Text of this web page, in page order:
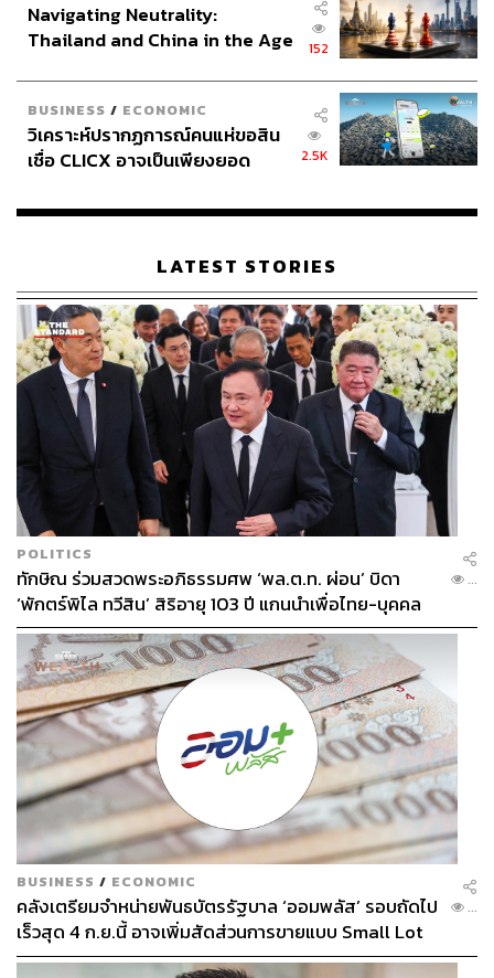
Navigating Neutrality:
Thailand and China in the Age
152
BUSINESS / ECONOMIC
วิเคราะห์ปรากฏการณ์คนแห่ขอสิน
เชื่อ CLICX อาจเป็นเพียงยอด
เรือนไทยที่ถูกซุกไว้
2.5K
LATEST STORIES
POLITICS
ทักษิณ ร่วมสวดพระอภิธรรมศพ ‘พล.ต.ท. ผ่อน’ บิดา
‘พักตร์พิไล ทวีสิน’ สิริอายุ 103 ปี แกนนำเพื่อไทย-บุคคล
หลากวงการร่วมอาลัย
...
BUSINESS / ECONOMIC
คลังเตรียมจำหน่ายพันธบัตรรัฐบาล ‘ออมพลัส’ รอบถัดไป
เร็วสุด 4 ก.ย.นี้ อาจเพิ่มสัดส่วนการขายแบบ Small Lot
First มากขึ้น
...